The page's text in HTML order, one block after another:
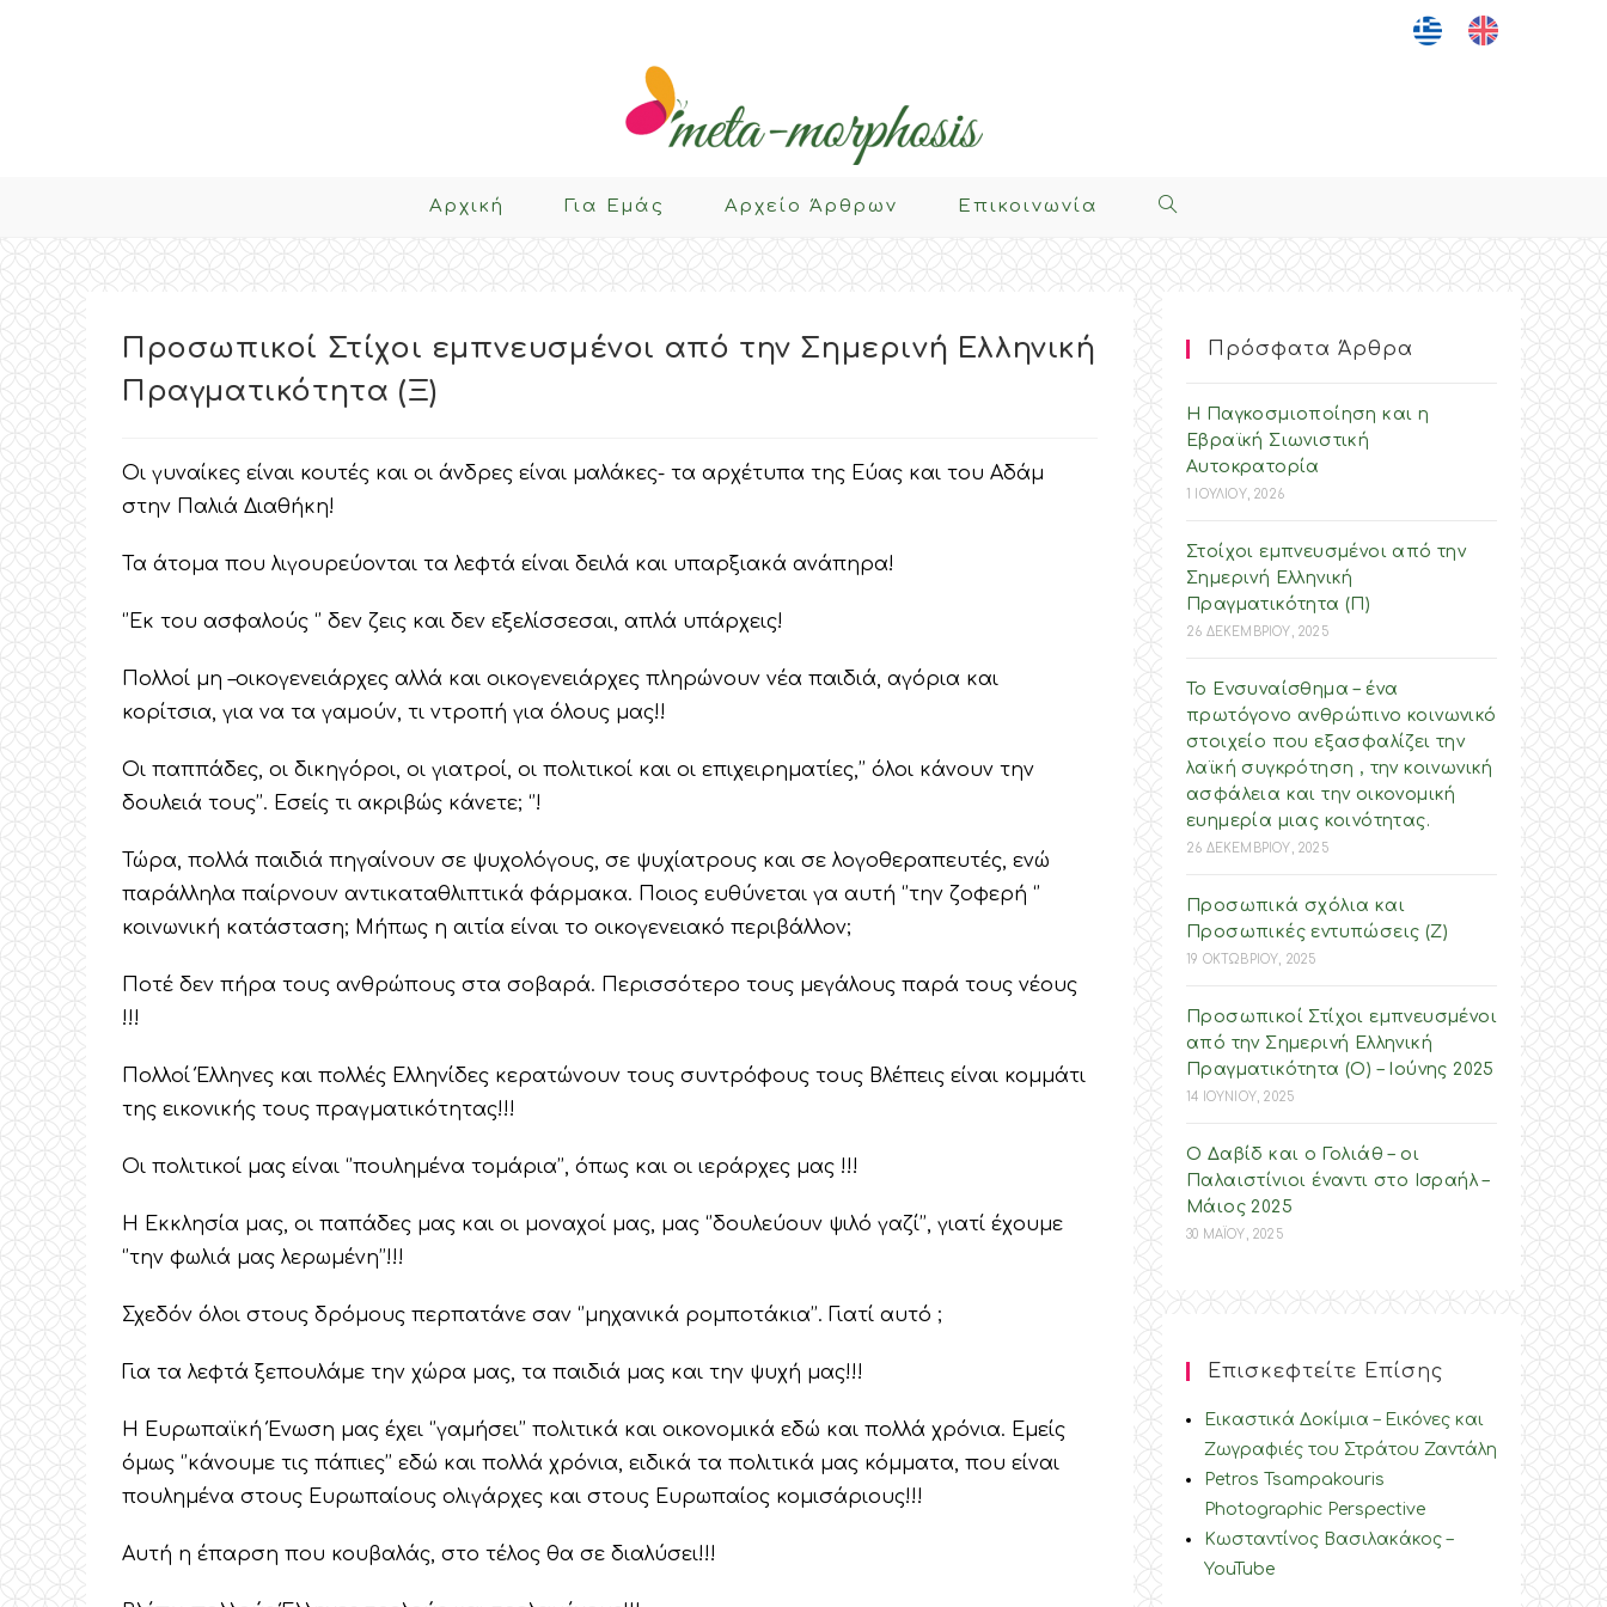
Αρχική Για Eμάς Αρχείο Άρθρων Επικοινωνία Toggle
Website
Προσωπικοί Στίχοι εμπνευσμένοι από την Σημερινή Ελληνική
Πραγματικότητα (Ξ)
Οι γυναίκες είναι κουτές και οι άνδρες είναι μαλάκες- τα αρχέτυπα της Εύας και του Αδάμ
στην Παλιά Διαθήκη!
Τα άτομα που λιγουρεύονται τα λεφτά είναι δειλά και υπαρξιακά ανάπηρα!
‘’Εκ του ασφαλούς ‘’ δεν ζεις και δεν εξελίσσεσαι, απλά υπάρχεις!
Πολλοί μη –οικογενειάρχες αλλά και οικογενειάρχες πληρώνουν νέα παιδιά, αγόρια και
κορίτσια, για να τα γαμούν, τι ντροπή για όλους μας!!
Οι παππάδες, οι δικηγόροι, οι γιατροί, οι πολιτικοί και οι επιχειρηματίες,’’ όλοι κάνουν την
δουλειά τους’’. Εσείς τι ακριβώς κάνετε; ‘’!
Τώρα, πολλά παιδιά πηγαίνουν σε ψυχολόγους, σε ψυχίατρους και σε λογοθεραπευτές, ενώ
παράλληλα παίρνουν αντικαταθλιπτικά φάρμακα. Ποιος ευθύνεται γα αυτή ‘’την ζοφερή ‘’
κοινωνική κατάσταση; Μήπως η αιτία είναι το οικογενειακό περιβάλλον;
Ποτέ δεν πήρα τους ανθρώπους στα σοβαρά. Περισσότερο τους μεγάλους παρά τους νέους
!!!
Πολλοί Έλληνες και πολλές Ελληνίδες κερατώνουν τους συντρόφους τους Βλέπεις είναι κομμάτι
της εικονικής τους πραγματικότητας!!!
Οι πολιτικοί μας είναι ‘’πουλημένα τομάρια’’, όπως και οι ιεράρχες μας !!!
Η Εκκλησία μας, οι παπάδες μας και οι μοναχοί μας, μας ‘’δουλεύουν ψιλό γαζί’’, γιατί έχουμε
‘’την φωλιά μας λερωμένη’’!!!
Σχεδόν όλοι στους δρόμους περπατάνε σαν ‘’μηχανικά ρομποτάκια’’. Γιατί αυτό ;
Για τα λεφτά ξεπουλάμε την χώρα μας, τα παιδιά μας και την ψυχή μας!!!
Η Ευρωπαϊκή Ένωση μας έχει ‘’γαμήσει’’ πολιτικά και οικονομικά εδώ και πολλά χρόνια. Εμείς
όμως ‘’κάνουμε τις πάπιες’’ εδώ και πολλά χρόνια, ειδικά τα πολιτικά μας κόμματα, που είναι
πουλημένα στους Ευρωπαίους ολιγάρχες και στους Ευρωπαίος κομισάριους!!!
Αυτή η έπαρση που κουβαλάς, στο τέλος θα σε διαλύσει!!!
Πρόσφατα Άρθρα
Η Παγκοσμιοποίηση και η
Εβραϊκή Σιωνιστική
Αυτοκρατορία
1 ΙΟΥΛΙΟΥ, 2026
Στοίχοι εμπνευσμένοι από την
Σημερινή Ελληνική
Πραγματικότητα (Π)
26 ΔΕΚΕΜΒΡΙΟΥ, 2025
Το Ενσυναίσθημα – ένα
πρωτόγονο ανθρώπινο κοινωνικό
στοιχείο που εξασφαλίζει την
λαϊκή συγκρότηση , την κοινωνική
ασφάλεια και την οικονομική
ευημερία μιας κοινότητας.
26 ΔΕΚΕΜΒΡΙΟΥ, 2025
Προσωπικά σχόλια και
Προσωπικές εντυπώσεις (Ζ)
19 ΟΚΤΩΒΡΙΟΥ, 2025
Προσωπικοί Στίχοι εμπνευσμένοι
από την Σημερινή Ελληνική
Πραγματικότητα (O) – Ιούνης 2025
14 ΙΟΥΝΙΟΥ, 2025
Ο Δαβίδ και ο Γολιάθ – οι
Παλαιστίνιοι έναντι στο Ισραήλ –
Mάιος 2025
30 ΜΑΪΟΥ, 2025
Επισκεφτείτε Επίσης
Εικαστικά Δοκίμια – Εικόνες και
Ζωγραφιές του Στράτου Ζαντάλη
Petros Tsampakouris
Photographic Perspective
Κωσταντίνος Βασιλακάκος –
YouTube